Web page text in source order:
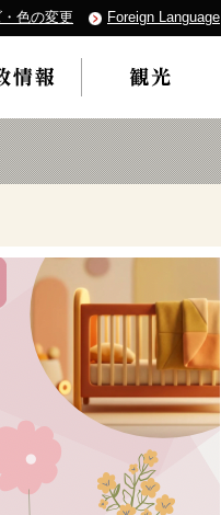
色の変更 Foreign Language